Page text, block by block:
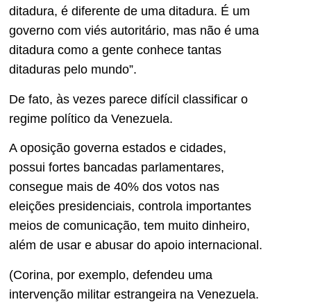
ditadura, é diferente de uma ditadura. É um
governo com viés autoritário, mas não é uma
ditadura como a gente conhece tantas
ditaduras pelo mundo”.
De fato, às vezes parece difícil classificar o
regime político da Venezuela.
A oposição governa estados e cidades,
possui fortes bancadas parlamentares,
consegue mais de 40% dos votos nas
eleições presidenciais, controla importantes
meios de comunicação, tem muito dinheiro,
além de usar e abusar do apoio internacional.
(Corina, por exemplo, defendeu uma
intervenção militar estrangeira na Venezuela.